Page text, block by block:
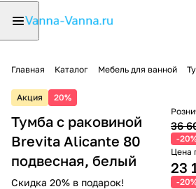
Главная Каталог Мебель для ванной
Акция 20%
Тумба с раковиной
Brevita Alicante 80
подвесная, белый
Скидка 20% в подарок!
36
-
Цена
23
-